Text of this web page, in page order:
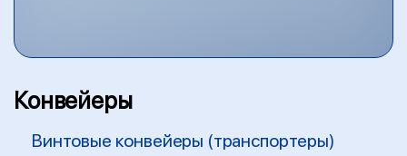
Конвейеры
Винтовые конвейеры (транспортеры)